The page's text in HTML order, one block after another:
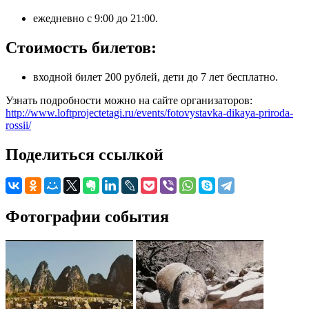
ежедневно с 9:00 до 21:00.
Стоимость билетов:
входной билет 200 рублей, дети до 7 лет бесплатно.
Узнать подробности можно на сайте организаторов:
http://www.loftprojectetagi.ru/events/fotovystavka-dikaya-priroda-
rossii/
Поделиться ссылкой
Фотографии события